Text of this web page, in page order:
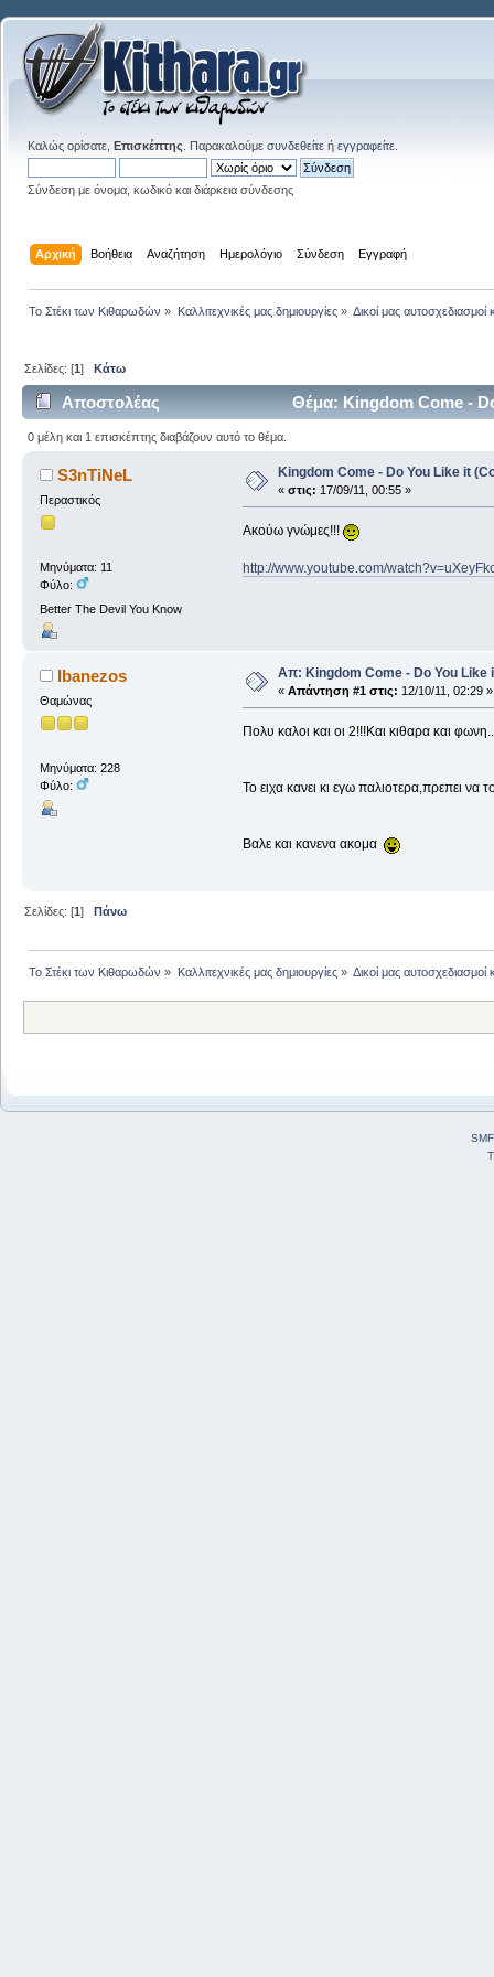
Καλώς ορίσατε, Επισκέπτης . Παρακαλούμε συνδεθείτε ή εγγραφείτε
Σύνδεση με όνομα, κωδικό και διάρκεια σύνδεσης
Αρχική Βοήθεια Αναζήτηση Ημερολόγιο Σύνδεση Εγγραφή
Το Στέκι των Κιθαρωδών » Καλλιτεχνικές μας δημιουργίες» Δικοί μας αυτοσχεδιασμοί
Σελίδες: [1]Κάτω
Αποστολέας Θέμα: Kingdom Come -
0 μέλη και 1 επισκέπτης διαβάζουν αυτό το θέμα.
S3nTiNeL
Περαστικός
Μηνύματα: 11
Φύλο:
Better The Devil You Know
Kingdom Come - Do You Like it
« στις: 17/09/11, 00:55 »
Ακούω γνώμες!!!
http://www.youtube.com/
Ibanezos
Θαμώνας
Μηνύματα: 228
Φύλο:
Απ: Kingdom Come - Do You Like
« Απάντηση #1 στις: 12/10/11, 02:29 »
Πολυ καλοι και οι 2!!!Και κιθαρα και
Το ειχα κανει κι εγω παλιοτερα,πρεπει
Βαλε και κανενα ακομα
Σελίδες: [1]Πάνω
Το Στέκι των Κιθαρωδών » Καλλιτεχνικές μας δημιουργίες» Δικοί μας αυτοσχεδιασμοί